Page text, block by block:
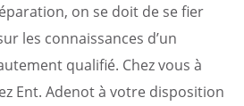
on se doit de se fier
les connaissances d’un
qualifié. Chez vous à
Ent. Adenot à votre disposition